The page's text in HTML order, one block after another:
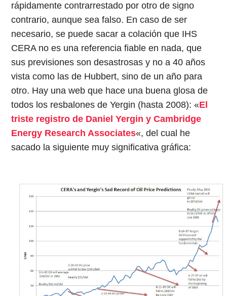
rápidamente contrarrestado por otro de signo
contrario, aunque sea falso. En caso de ser
necesario, se puede sacar a colación que IHS
CERA no es una referencia fiable en nada, que
sus previsiones son desastrosas y no a 40 años
vista como las de Hubbert, sino de un año para
otro. Hay una web que hace una buena glosa de
todos los resbalones de Yergin (hasta 2008): «El
triste registro de Daniel Yergin y Cambridge
Energy Research Associates«, del cual he
sacado la siguiente muy significativa gráfica: